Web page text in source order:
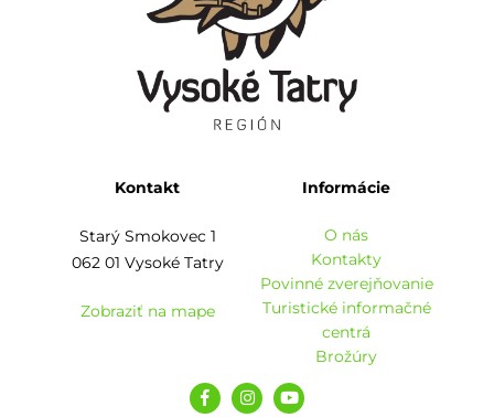
Kontakt
Starý Smokovec 1
062 01 Vysoké Tatry
Zobraziť na mape
Informácie
O nás
Kontakty
Povinné zverejňovanie
Turistické informačné
centrá
Brožúry